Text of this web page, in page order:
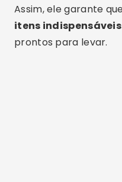
Assim, ele garante
itens
prontos para levar.